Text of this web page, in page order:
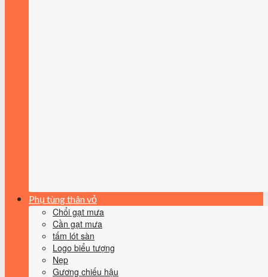
Phụ tùng thân vỏ
Chổi gạt mưa
Cần gạt mưa
tấm lót sàn
Logo biểu tượng
Nẹp
Gương chiếu hậu